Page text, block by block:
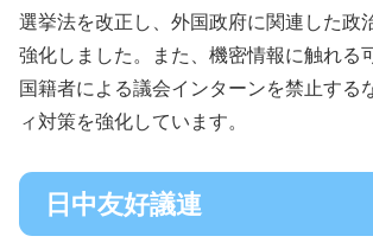
選挙法を改正し、外国政府に関連した政
強化しました。また、機密情報に触れる
国籍者による議会インターンを禁止する
ィ対策を強化しています。
日中友好議連